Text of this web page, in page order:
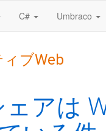
C# Umbraco
ブWeb
アは